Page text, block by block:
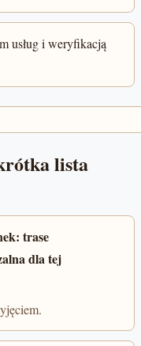
usług i weryfikacją
lista
trase
dla tej